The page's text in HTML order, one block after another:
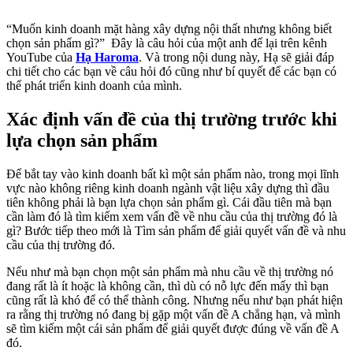
“Muốn kinh doanh mặt hàng xây dựng nội thất nhưng không biết
chọn sản phẩm gì?” Đây là câu hỏi của một anh để lại trên kênh
YouTube của Hạ Haroma. Và trong nội dung này, Hạ sẽ giải đáp
chi tiết cho các bạn về câu hỏi đó cũng như bí quyết để các bạn có
thể phát triển kinh doanh của mình.
Xác định vấn đề của thị trường trước khi
lựa chọn sản phẩm
Để bắt tay vào kinh doanh bất kì một sản phẩm nào, trong mọi lĩnh
vực nào không riêng kinh doanh ngành vật liệu xây dựng thì đầu
tiên không phải là bạn lựa chọn sản phẩm gì. Cái đầu tiên mà bạn
cần làm đó là tìm kiếm xem vấn đề về nhu cầu của thị trường đó là
gì? Bước tiếp theo mới là Tìm sản phẩm để giải quyết vấn đề và nhu
cầu của thị trường đó.
Nếu như mà bạn chọn một sản phẩm mà nhu cầu về thị trường nó
đang rất là ít hoặc là không cần, thì dù có nỗ lực đến mấy thì bạn
cũng rất là khó để có thể thành công. Nhưng nếu như bạn phát hiện
ra rằng thị trường nó đang bị gặp một vấn đề A chẳng hạn, và mình
sẽ tìm kiếm một cái sản phẩm để giải quyết được đúng về vấn đề A
đó.